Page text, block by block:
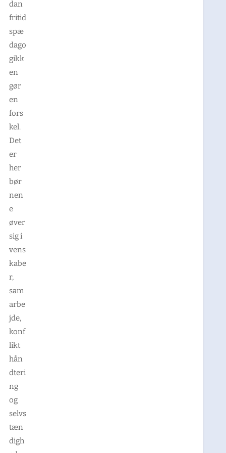
dan
fritid
spæ
dago
gikk
en
gør
en
fors
kel.
Det
er
her
bør
nen
e
øver
sig i
vens
kabe
r,
sam
arbe
jde,
konf
likt
hån
dteri
ng
og
selvs
tæn
digh